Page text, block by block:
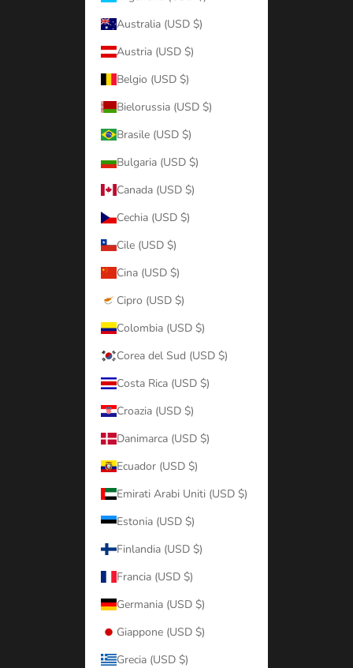
Australia (USD $)
Austria (USD $)
Belgio (USD $)
Bielorussia (USD $)
Brasile (USD $)
Bulgaria (USD $)
Canada (USD $)
Cechia (USD $)
Cile (USD $)
Cina (USD $)
Cipro (USD $)
Colombia (USD $)
Corea del Sud (USD $)
Costa Rica (USD $)
Croazia (USD $)
Danimarca (USD $)
Ecuador (USD $)
Emirati Arabi Uniti (USD $)
Estonia (USD $)
Finlandia (USD $)
Francia (USD $)
Germania (USD $)
Giappone (USD $)
Grecia (USD $)